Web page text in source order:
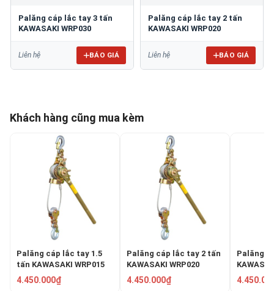
Palăng cáp lắc tay 3 tấn
KAWASAKI WRP030
Liên hệ BÁO GIÁ
Palăng cáp lắc tay 2 tấn
KAWASAKI WRP020
Liên hệ BÁO GIÁ
Khách hàng cũng mua kèm
Palăng cáp lắc tay 1.5
tấn KAWASAKI WRP015
4.450.000₫
Palăng cáp lắc tay 2 tấn
KAWASAKI WRP020
4.450.000₫
Palăng